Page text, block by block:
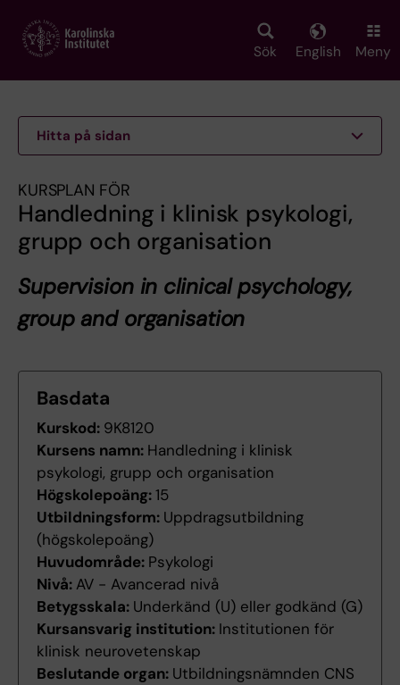
main
Sök English Meny
Hitta på sidan
KURSPLAN FÖR
Handledning i klinisk psykologi,
grupp och organisation
Supervision in clinical psychology,
group and organisation
Basdata
Kurskod: 9K8120
Kursens namn: Handledning i klinisk
psykologi, grupp och organisation
Högskolepoäng:15
Utbildningsform: Uppdragsutbildning
(högskolepoäng)
Huvudområde: Psykologi
Nivå: AV - Avancerad nivå
Betygsskala: Underkänd (U) eller godkänd (G)
Kursansvarig institution: Institutionen för
klinisk neurovetenskap
Beslutande organ: Utbildningsnämnden CNS